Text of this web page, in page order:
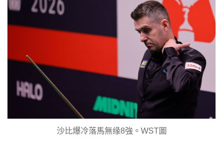
沙比爆冷落馬無缘8強。WST圖